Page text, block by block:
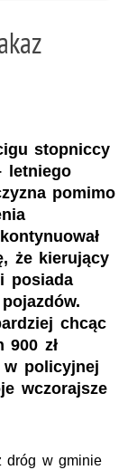
stopniccy
letniego
pomimo
że kierujący
posiada
chcąc
900 zł
w policyjnej
wczorajsze
dróg w gminie